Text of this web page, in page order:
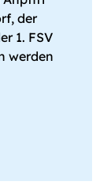
der
1. FSV
werden